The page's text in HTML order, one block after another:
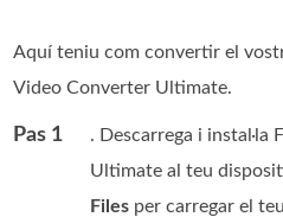
Aquí teniu com convertir el
Video Converter Ultimate.
Pas 1
. Descarrega i instal·la
Ultimate al teu
Files per carregar el